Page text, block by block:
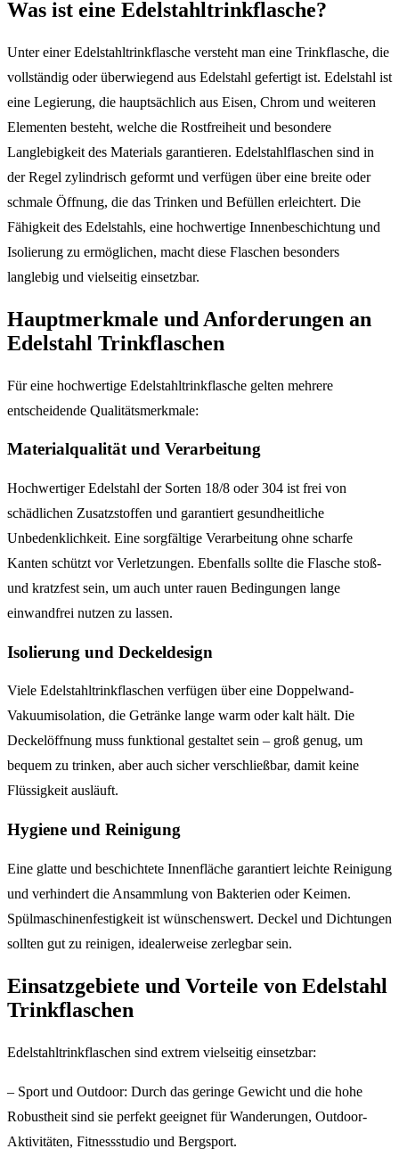
Was ist eine Edelstahltrinkflasche?
Unter einer Edelstahltrinkflasche versteht man eine Trinkflasche, die
vollständig oder überwiegend aus Edelstahl gefertigt ist. Edelstahl ist
eine Legierung, die hauptsächlich aus Eisen, Chrom und weiteren
Elementen besteht, welche die Rostfreiheit und besondere
Langlebigkeit des Materials garantieren. Edelstahlflaschen sind in
der Regel zylindrisch geformt und verfügen über eine breite oder
schmale Öffnung, die das Trinken und Befüllen erleichtert. Die
Fähigkeit des Edelstahls, eine hochwertige Innenbeschichtung und
Isolierung zu ermöglichen, macht diese Flaschen besonders
langlebig und vielseitig einsetzbar.
Hauptmerkmale und Anforderungen an
Edelstahl Trinkflaschen
Für eine hochwertige Edelstahltrinkflasche gelten mehrere
entscheidende Qualitätsmerkmale:
Materialqualität und Verarbeitung
Hochwertiger Edelstahl der Sorten 18/8 oder 304 ist frei von
schädlichen Zusatzstoffen und garantiert gesundheitliche
Unbedenklichkeit. Eine sorgfältige Verarbeitung ohne scharfe
Kanten schützt vor Verletzungen. Ebenfalls sollte die Flasche stoß-
und kratzfest sein, um auch unter rauen Bedingungen lange
einwandfrei nutzen zu lassen.
Isolierung und Deckeldesign
Viele Edelstahltrinkflaschen verfügen über eine Doppelwand-
Vakuumisolation, die Getränke lange warm oder kalt hält. Die
Deckelöffnung muss funktional gestaltet sein – groß genug, um
bequem zu trinken, aber auch sicher verschließbar, damit keine
Flüssigkeit ausläuft.
Hygiene und Reinigung
Eine glatte und beschichtete Innenfläche garantiert leichte Reinigung
und verhindert die Ansammlung von Bakterien oder Keimen.
Spülmaschinenfestigkeit ist wünschenswert. Deckel und Dichtungen
sollten gut zu reinigen, idealerweise zerlegbar sein.
Einsatzgebiete und Vorteile von Edelstahl
Trinkflaschen
Edelstahltrinkflaschen sind extrem vielseitig einsetzbar:
– Sport und Outdoor: Durch das geringe Gewicht und die hohe
Robustheit sind sie perfekt geeignet für Wanderungen, Outdoor-
Aktivitäten, Fitnessstudio und Bergsport.